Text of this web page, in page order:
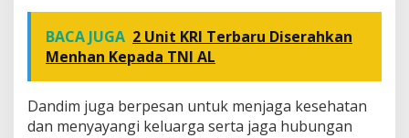
BACA JUGA 2 Unit KRI Terbaru Diserahkan
Menhan Kepada TNI AL
Dandim juga berpesan untuk menjaga kesehatan
dan menyayangi keluarga serta jaga hubungan